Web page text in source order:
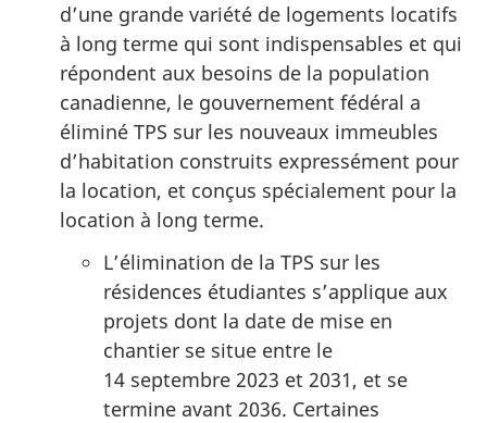
d’une grande variété de logements locatifs
à long terme qui sont indispensables et qui
répondent aux besoins de la population
canadienne, le gouvernement fédéral a
éliminé TPS sur les nouveaux immeubles
d’habitation construits expressément pour
la location, et conçus spécialement pour la
location à long terme.
L’élimination de la TPS sur les
résidences étudiantes s’applique aux
projets dont la date de mise en
chantier se situe entre le
14 septembre 2023 et 2031, et se
termine avant 2036. Certaines